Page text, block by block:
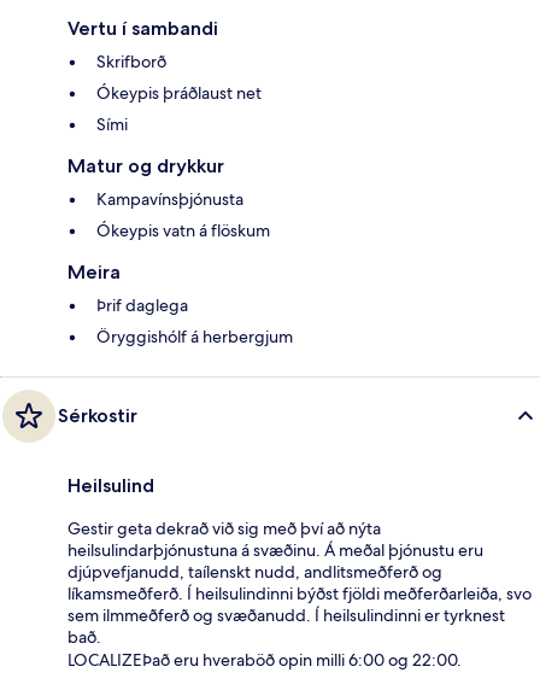
Vertu í sambandi
Skrifborð
Ókeypis þráðlaust net
Sími
Matur og drykkur
Kampavínsþjónusta
Ókeypis vatn á flöskum
Meira
Þrif daglega
Öryggishólf á herbergjum
Sérkostir
Heilsulind
Gestir geta dekrað við sig með því að nýta
heilsulindarþjónustuna á svæðinu. Á meðal þjónustu eru
djúpvefjanudd, taílenskt nudd, andlitsmeðferð og
líkamsmeðferð. Í heilsulindinni býðst fjöldi meðferðarleiða, svo
sem ilmmeðferð og svæðanudd. Í heilsulindinni er tyrknest
bað.
LOCALIZEÞað eru hveraböð opin milli 6:00 og 22:00.